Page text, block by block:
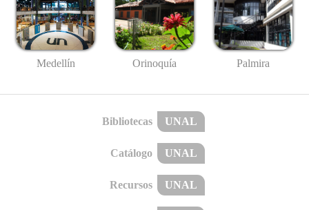
Medellín Orinoquía Palmira
Bibliotecas UNAL
Catálogo UNAL
Recursos UNAL